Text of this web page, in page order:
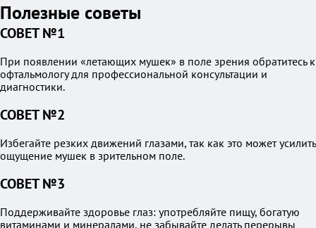
Полезные советы
СОВЕТ №1
При появлении «летающих мушек» в поле зрения обратитесь к
офтальмологу для профессиональной консультации и
диагностики.
СОВЕТ №2
Избегайте резких движений глазами, так как это может усилить
ощущение мушек в зрительном поле.
СОВЕТ №3
Поддерживайте здоровье глаз: употребляйте пищу, богатую
витаминами и минералами, не забывайте делать перерывы